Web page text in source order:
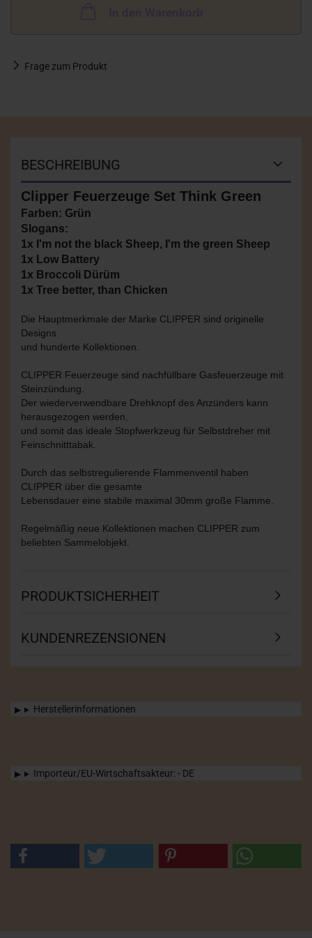
Frage zum Produkt
BESCHREIBUNG
Clipper Feuerzeuge Set Think Green
Farben: Grün
Slogans:
1x I'm not the black Sheep, I'm the green Sheep
1x Low Battery
1x Broccoli Dürüm
1x Tree better, than Chicken
Die Hauptmerkmale der Marke CLIPPER sind originelle
Designs
und hunderte Kollektionen.
CLIPPER Feuerzeuge sind nachfüllbare Gasfeuerzeuge mit
Steinzündung.
Der wiederverwendbare Drehknopf des Anzünders kann
herausgezogen werden,
und somit das ideale Stopfwerkzeug für Selbstdreher mit
Feinschnitttabak.
Durch das selbstregulierende Flammenventil haben
CLIPPER über die gesamte
Lebensdauer eine stabile maximal 30mm große Flamme.
Regelmäßig neue Kollektionen machen CLIPPER zum
beliebten Sammelobjekt.
PRODUKTSICHERHEIT
KUNDENREZENSIONEN
Herstellerinformationen
Importeur/EU-Wirtschaftsakteur: - DE